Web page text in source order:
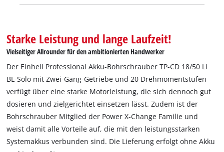
Starke Leistung und lange Laufzeit!
Vielseitiger Allrounder für den ambitionierten Handwerker
Der Einhell Professional Akku-Bohrschrauber TP-CD 18/50 Li
BL-Solo mit Zwei-Gang-Getriebe und 20 Drehmomentstufen
verfügt über eine starke Motorleistung, die sich dennoch gut
dosieren und zielgerichtet einsetzen lässt. Zudem ist der
Bohrschrauber Mitglied der Power X-Change Familie und
weist damit alle Vorteile auf, die mit den leistungsstarken
Systemakkus verbunden sind. Die Lieferung erfolgt ohne Akku